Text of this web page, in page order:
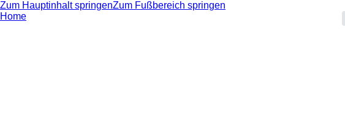
Zum Hauptinhalt springenZum Fußbereich springen
Home